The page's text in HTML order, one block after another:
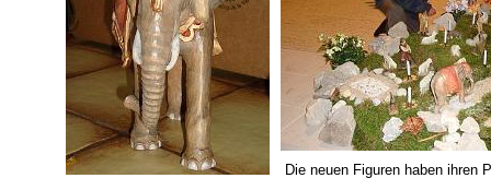
Die neuen Figuren haben ihren